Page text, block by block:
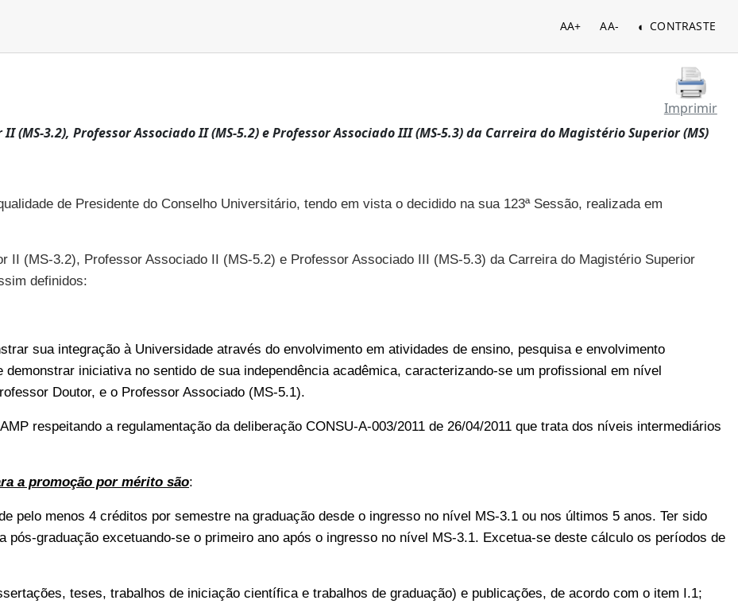
AA+ AA- CONTRASTE
Imprimir
(MS-3.2), Professor Associado II (MS-5.2) e Professor Associado III (MS-5.3) da Carreira do Magistério Superior (MS)
de Presidente do Conselho Universitário, tendo em vista o decidido na sua 123ª Sessão, realizada em
II (MS-3.2), Professor Associado II (MS-5.2) e Professor Associado III (MS-5.3) da Carreira do Magistério Superior
definidos:
sua integração à Universidade através do envolvimento em atividades de ensino, pesquisa e envolvimento
iniciativa no sentido de sua independência acadêmica, caracterizando-se um profissional em nível
Doutor, e o Professor Associado (MS-5.1).
respeitando a regulamentação da deliberação CONSU-A-003/2011 de 26/04/2011 que trata dos níveis intermediários
a promoção por mérito são:
pelo menos 4 créditos por semestre na graduação desde o ingresso no nível MS-3.1 ou nos últimos 5 anos. Ter sido
pós-graduação excetuando-se o primeiro ano após o ingresso no nível MS-3.1. Excetua-se deste cálculo os períodos de
teses, trabalhos de iniciação científica e trabalhos de graduação) e publicações, de acordo com o item I.1;